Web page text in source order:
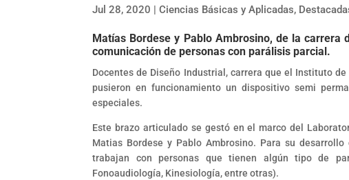
Jul 28, 2020 |Ciencias Básicas y Aplicadas,
Matías Bordese y Pablo Ambrosino, de la
comunicación de personas con parálisis parcial.
Docentes de Diseño Industrial, carrera que el Instituto
pusieron en funcionamiento un dispositivo semi
especiales.
Este brazo articulado se gestó en el marco del
Matias Bordese y Pablo Ambrosino. Para su
trabajan con personas que tienen algún tipo de
Fonoaudiología, Kinesiología, entre otras).